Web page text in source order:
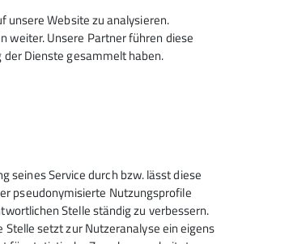
unsere Website zu analysieren.
weiter. Unsere Partner führen diese
Dienste gesammelt haben.
seines Service durch bzw. lässt diese
pseudonymisierte Nutzungsprofile
Stelle ständig zu verbessern.
Stelle setzt zur Nutzeranalyse ein eigens